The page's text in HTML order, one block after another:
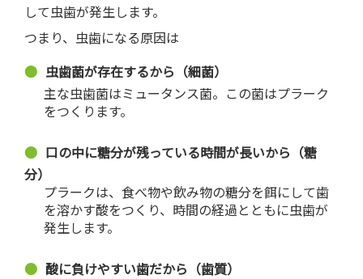
して虫歯が発生します。
つまり、虫歯になる原因は
虫歯菌が存在するから（細菌）
主な虫歯菌はミュータンス菌。この菌はプラーク
をつくります。
口の中に糖分が残っている時間が長いから（糖
分）
プラークは、食べ物や飲み物の糖分を餌にして歯
を溶かす酸をつくり、時間の経過とともに虫歯が
発生します。
酸に負けやすい歯だから（歯質）